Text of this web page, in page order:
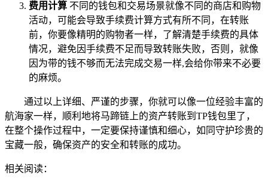
费用计算 不同的钱包和交易场景就像不同的商店和购物
活动，可能会导致手续费计算方式有所不同，在转账
前，你要像精明的购物者一样，了解清楚手续费的具体
情况，避免因手续费不足而导致转账失败，否则，就像
因为带的钱不够而无法完成交易一样,会给你带来不必要
的麻烦。
通过以上详细、严谨的步骤，你就可以像一位经验丰富的
航海家一样，顺利地将马蹄链上的资产转账到TP钱包里了，
在整个操作过程中，一定要保持谨慎和细心，如同守护珍贵的
宝藏一般，确保资产的安全和转账的成功。
相关阅读：